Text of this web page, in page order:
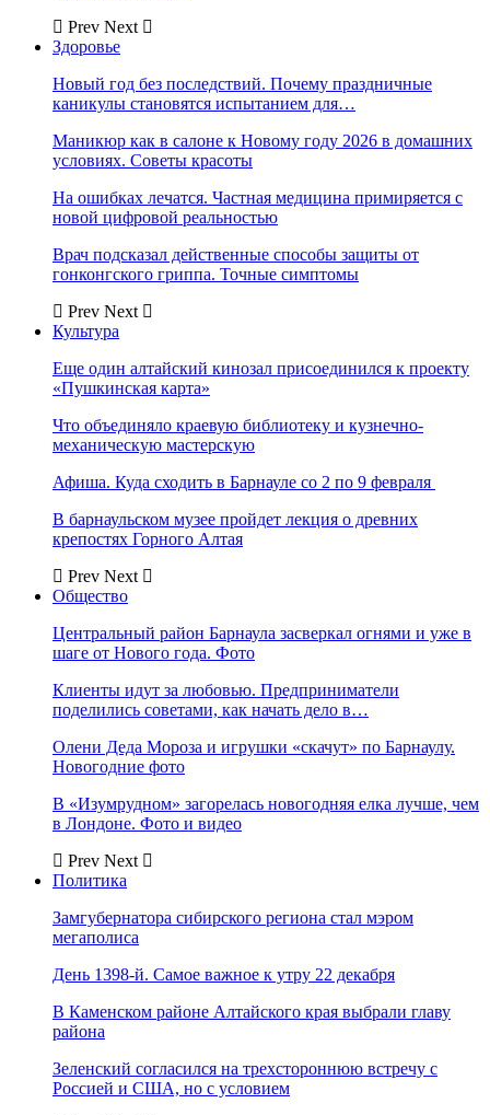
Prev Next
Здоровье
Новый год без последствий. Почему праздничные
каникулы становятся испытанием для…
Маникюр как в салоне к Новому году 2026 в домашних
условиях. Советы красоты
На ошибках лечатся. Частная медицина примиряется с
новой цифровой реальностью
Врач подсказал действенные способы защиты от
гонконгского гриппа. Точные симптомы
Prev Next
Культура
Еще один алтайский кинозал присоединился к проекту
«Пушкинская карта»
Что объединяло краевую библиотеку и кузнечно-
механическую мастерскую
Афиша. Куда сходить в Барнауле со 2 по 9 февраля
В барнаульском музее пройдет лекция о древних
крепостях Горного Алтая
Prev Next
Общество
Центральный район Барнаула засверкал огнями и уже в
шаге от Нового года. Фото
Клиенты идут за любовью. Предприниматели
поделились советами, как начать дело в…
Олени Деда Мороза и игрушки «скачут» по Барнаулу.
Новогодние фото
В «Изумрудном» загорелась новогодняя елка лучше, чем
в Лондоне. Фото и видео
Prev Next
Политика
Замгубернатора сибирского региона стал мэром
мегаполиса
День 1398-й. Самое важное к утру 22 декабря
В Каменском районе Алтайского края выбрали главу
района
Зеленский согласился на трехстороннюю встречу с
Россией и США, но с условием